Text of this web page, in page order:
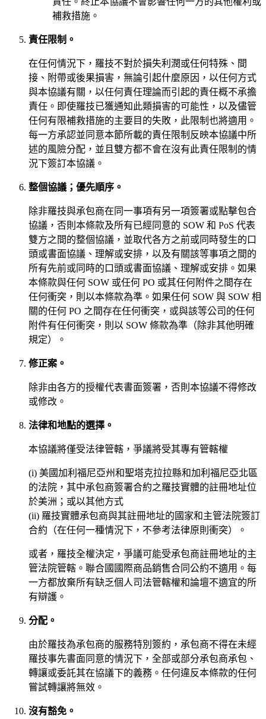
補救措施。
責任限制。
在任何情況下，羅技不對於損失利潤或任何特殊、間
接、附帶或後果損害，無論引起什麼原因，以任何方式
與本協議有關，以任何責任理論而引起的責任概不承擔
責任。即使羅技已獲通知此類損害的可能性，以及儘管
任何有限補救措施的主要目的失敗，此限制也將適用。
每一方承認並同意本節所載的責任限制反映本協議中所
述的風險分配，並且雙方都不會在沒有此責任限制的情
況下簽訂本協議。
整個協議；優先順序。
除非羅技與承包商在同一事項有另一項簽署或點擊包合
協議，否則本條款及所有已經同意的 SOW 和 PoS 代表
雙方之間的整個協議，並取代各方之前或同時發生的口
頭或書面協議、理解或安排，以及有關該等事項之間的
所有先前或同時的口頭或書面協議、理解或安排。如果
本條款與任何 SOW 或任何 PO 或其任何附件之間存在
任何衝突，則以本條款為準。如果任何 SOW 與 SOW 相
關的任何 PO 之間存在任何衝突，或與該等公司的任何
附件有任何衝突，則以 SOW 條款為準（除非其他明確
規定）。
修正案。
除非由各方的授權代表書面簽署，否則本協議不得修改
或修改。
法律和地點的選擇。
本協議將僅受法律管轄，爭議將受其專有管轄權
(i) 美國加利福尼亞州和聖塔克拉拉縣和加利福尼亞北區
的法院，其中承包商簽署合約之羅技實體的註冊地址位
於美洲；或以其他方式
(ii) 羅技實體承包商與其註冊地址的國家和主管法院簽訂
合約（在任何一種情況下，不參考法律原則衝突）。
或者，羅技全權決定，爭議可能受承包商註冊地址的主
管法院管轄。聯合國國際商品銷售合同公約不適用。每
一方都放棄所有缺乏個人司法管轄權和論壇不適宜的所
有辯護。
分配。
由於羅技為承包商的服務特別簽約，承包商不得在未經
羅技事先書面同意的情況下，全部或部分承包商承包、
轉讓或委託其在協議下的義務。任何違反本條款的任何
嘗試轉讓將無效。
沒有豁免。